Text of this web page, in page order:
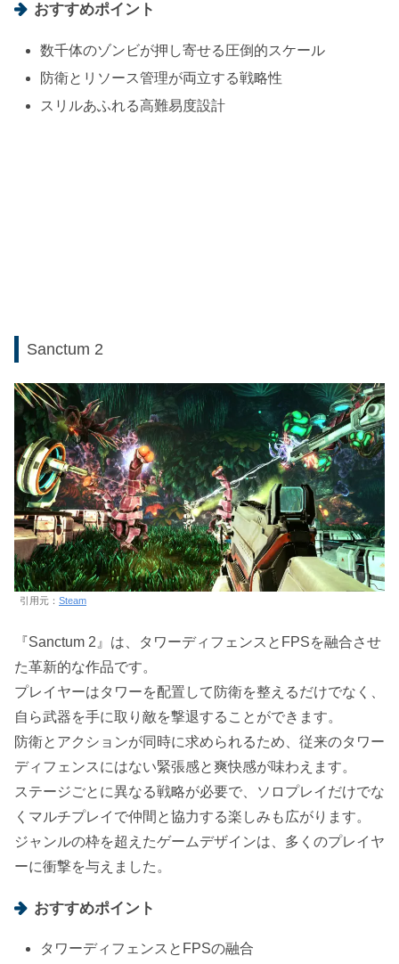
おすすめポイント
数千体のゾンビが押し寄せる圧倒的スケール
防衛とリソース管理が両立する戦略性
スリルあふれる高難易度設計
Sanctum 2
引用元： Steam
『Sanctum 2』は、タワーディフェンスとFPSを融合させ
た革新的な作品です。
プレイヤーはタワーを配置して防衛を整えるだけでなく、
自ら武器を手に取り敵を撃退することができます。
防衛とアクションが同時に求められるため、従来のタワー
ディフェンスにはない緊張感と爽快感が味わえます。
ステージごとに異なる戦略が必要で、ソロプレイだけでな
くマルチプレイで仲間と協力する楽しみも広がります。
ジャンルの枠を超えたゲームデザインは、多くのプレイヤ
ーに衝撃を与えました。
おすすめポイント
タワーディフェンスとFPSの融合